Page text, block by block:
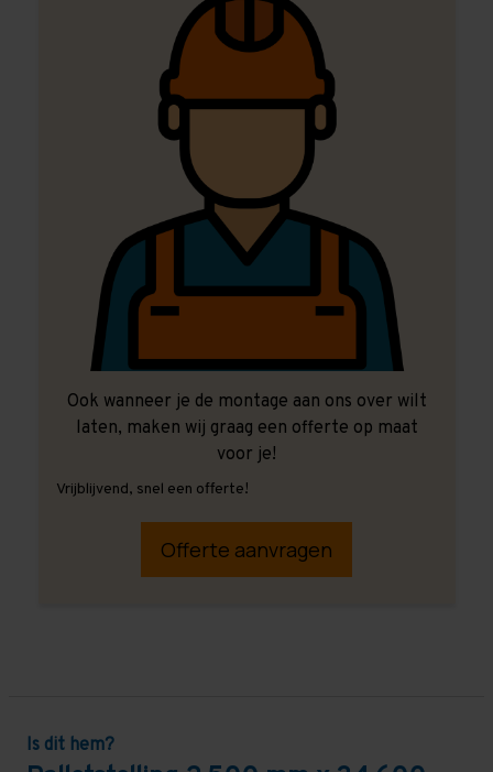
Ook wanneer je de montage aan ons over wilt
laten, maken wij graag een offerte op maat
voor je!
Vrijblijvend, snel een offerte!
Offerte aanvragen
Is dit hem?